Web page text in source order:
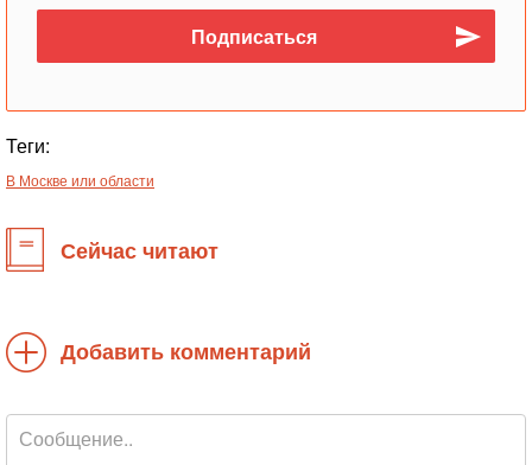
Теги:
В Москве или области
Сейчас читают
Добавить комментарий